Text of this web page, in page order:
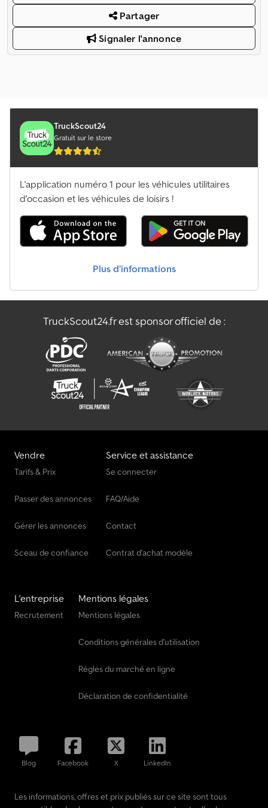
Partager
Signaler l'annonce
TruckScout24
Gratuit sur le store
L'application numéro 1 pour les véhicules utilitaires
d'occasion et les véhicules de loisirs !
Plus d’informations
TruckScout24.fr est sponsor officiel de :
Vendre
Tarifs & Prix
Passer des annonces
Gérer les annonces
Sceau de confiance
Service et assistance
Se connecter
FAQ/Aide
Contact
Contrat d'achat modèle
L'entreprise
Recrutement
Mentions légales
Mentions légales
Conditions générales d'utilisation
Règles du marché en ligne
Déclaration de confidentialité
Blog Facebook X LinkedIn
Les informations, offres et prix publiés sur ce site sont tous